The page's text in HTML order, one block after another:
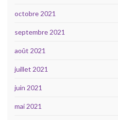
octobre 2021
septembre 2021
août 2021
juillet 2021
juin 2021
mai 2021